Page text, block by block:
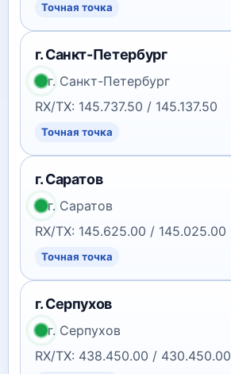
Точная точка
г. Санкт-Петербург
г. Санкт-Петербург
RX/TX: 145.737.50 / 145.137.50
Точная точка
г. Саратов
г. Саратов
RX/TX: 145.625.00 / 145.025.00
Точная точка
г. Серпухов
г. Серпухов
RX/TX: 438.450.00 / 430.450.00